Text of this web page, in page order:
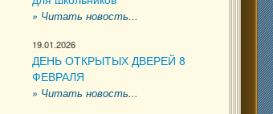
» Читать новость...
19.01.2026
ДЕНЬ ОТКРЫТЫХ ДВЕРЕЙ 8
ФЕВРАЛЯ
» Читать новость...